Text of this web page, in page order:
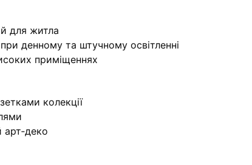
для житла
денному та штучному освітленні
приміщеннях
колекції
арт‑деко